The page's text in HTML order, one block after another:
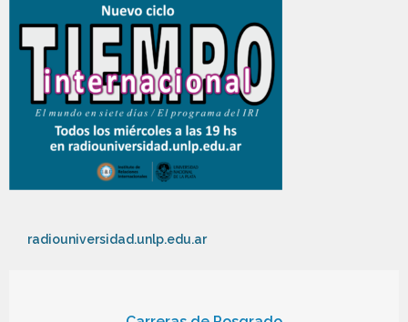
radiouniversidad.unlp.edu.ar